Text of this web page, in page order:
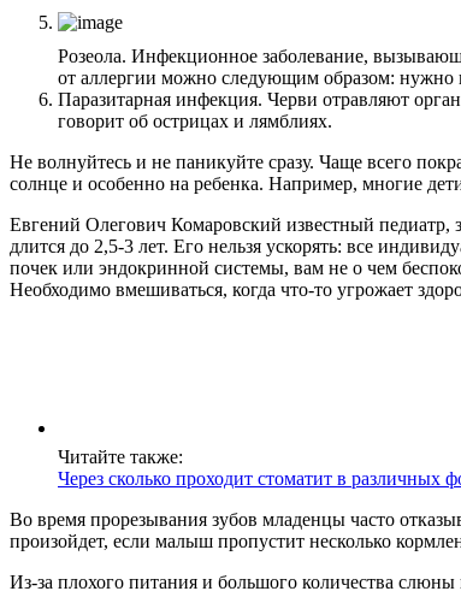
Розеола. Инфекционное заболевание,
от аллергии можно следующим образом: нужно
Паразитарная инфекция. Черви отравляют
говорит об острицах и лямблиях.
Не волнуйтесь и не паникуйте сразу. Чаще всего
солнце и особенно на ребенка. Например, многие
Евгений Олегович Комаровский известный педиатр,
длится до 2,5-3 лет. Его нельзя ускорять: все
почек или эндокринной системы, вам не о чем
Необходимо вмешиваться, когда что-то угрожает
Читайте также:
Через сколько проходит стоматит в различных
Во время прорезывания зубов младенцы часто
произойдет, если малыш пропустит несколько
Из-за плохого питания и большого количества слюны